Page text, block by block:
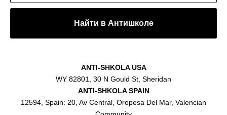
Найти в Антишколе
ANTI-SHKOLA USA
WY 82801, 30 N Gould St, Sheridan
ANTI-SHKOLA SPAIN
12594, Spain: 20, Av Central, Oropesa Del Mar, Valencian